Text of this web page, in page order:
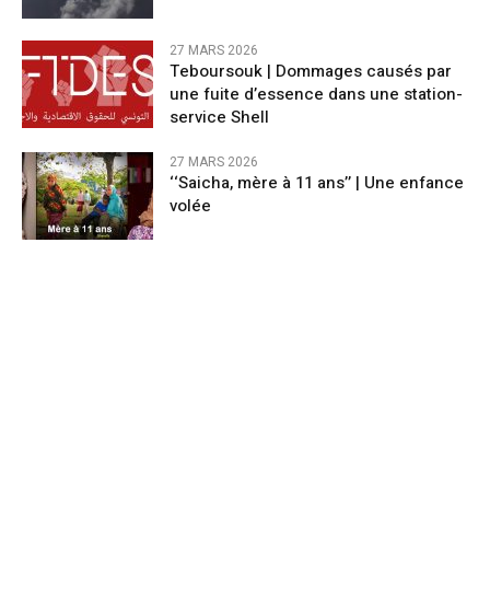
27 MARS 2026
Teboursouk | Dommages causés par
une fuite d’essence dans une station-
service Shell
27 MARS 2026
‘‘Saicha, mère à 11 ans’’ | Une enfance
volée